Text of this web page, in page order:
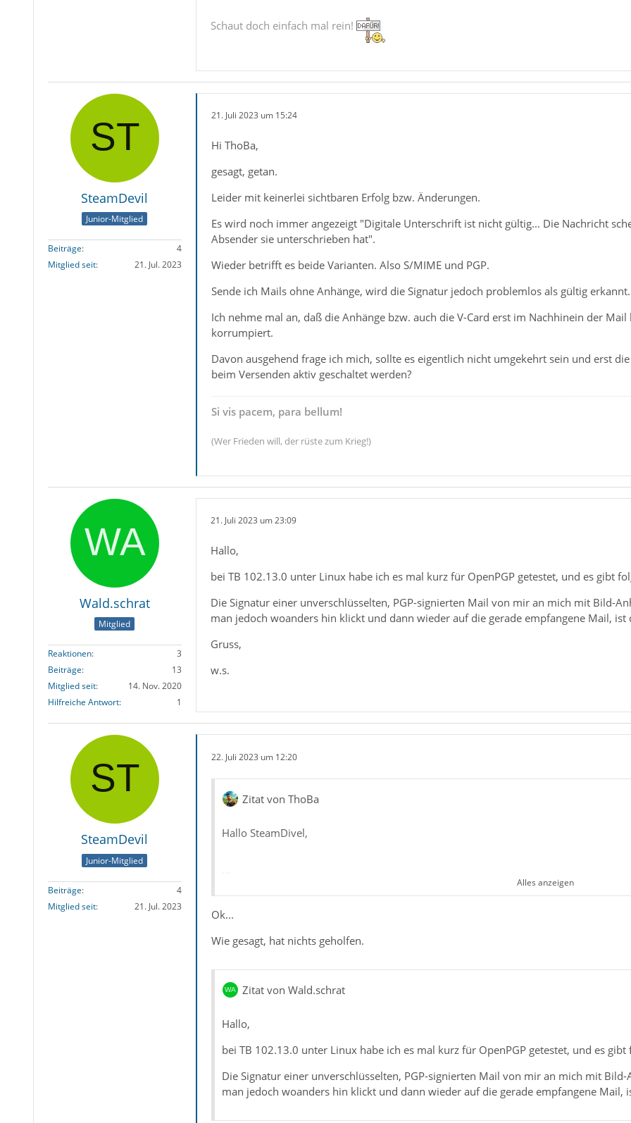
Schaut doch einfach mal rein!
SteamDevil
Junior-Mitglied
Beiträge
4
Mitglied seit
21. Jul. 2023
21. Juli 2023 um 15:24
Hi ThoBa,
gesagt, getan.
Leider mit keinerlei sichtbaren Erfolg bzw. Änderungen.
Es wird noch immer angezeigt "Digitale Unterschrift ist nicht gültig... Die Nachricht
Absender sie unterschrieben hat".
Wieder betrifft es beide Varianten. Also S/MIME und PGP.
Sende ich Mails ohne Anhänge, wird die Signatur jedoch problemlos als gültig erkannt.
Ich nehme mal an, daß die Anhänge bzw. auch die V-Card erst im Nachhinein der
korrumpiert.
Davon ausgehend frage ich mich, sollte es eigentlich nicht umgekehrt sein und erst
beim Versenden aktiv geschaltet werden?
Si vis pacem, para bellum!
(Wer Frieden will, der rüste zum Krieg!)
Wald.schrat
Mitglied
Reaktionen
3
Beiträge
13
Mitglied seit
14. Nov. 2020
Hilfreiche Antwort
1
21. Juli 2023 um 23:09
Hallo,
bei TB 102.13.0 unter Linux habe ich es mal kurz für OpenPGP getestet, und es gibt
Die Signatur einer unverschlüsselten, PGP-signierten Mail von mir an mich mit Bild-
man jedoch woanders hin klickt und dann wieder auf die gerade empfangene Mail,
Gruss,
w.s.
SteamDevil
Junior-Mitglied
Beiträge
4
Mitglied seit
21. Jul. 2023
22. Juli 2023 um 12:20
Zitat von ThoBa
Hallo SteamDivel,
ist weder für Windows noch für TB/BB notwendig!
Teste dann einmal, indem du dir selbst eine Mail mit Anhang und PGP-Signatur
zukommen lässt.
Alles anzeigen
Ok...
Wie gesagt, hat nichts geholfen.
Zitat von Wald.schrat
Hallo,
bei TB 102.13.0 unter Linux habe ich es mal kurz für OpenPGP getestet, und es gibt
Die Signatur einer unverschlüsselten, PGP-signierten Mail von mir an mich mit
man jedoch woanders hin klickt und dann wieder auf die gerade empfangene Mail,